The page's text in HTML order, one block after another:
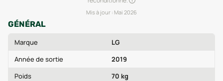
Mis à jour : Mai 2026
GÉNÉRAL
Marque
LG
Année de sortie
2019
Poids
70 kg